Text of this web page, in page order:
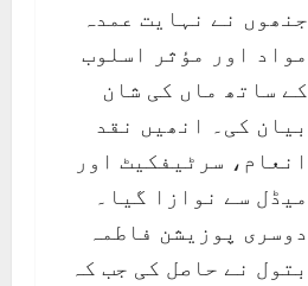
جنھوں نے نہایت عمدہ
مواد اور مؤثر اسلوب
کے ساتھ ماں کی شان
بیان کی۔ انھیں نقد
انعام، سرٹیفکیٹ اور
میڈل سے نوازا گیا۔
دوسری پوزیشن فاطمہ
بتول نے حاصل کی جب کہ